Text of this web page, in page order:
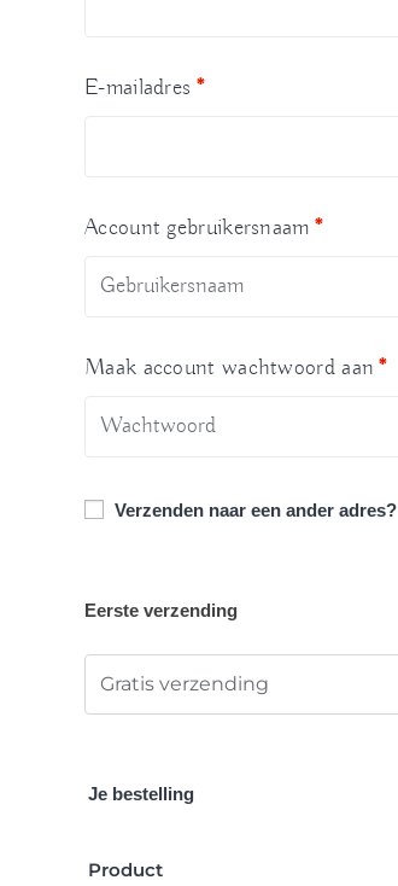
E-mailadres *
Account gebruikersnaam *
Maak account wachtwoord aan*
Verzenden naar een ander adres?
Eerste verzending
Gratis verzending
Je bestelling
Product